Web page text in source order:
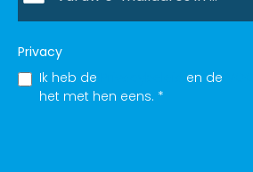
Privacy
Ik heb de
en de
het met hen eens. *